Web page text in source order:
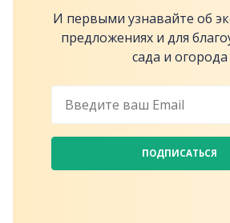
И первыми узнавайте об
предложениях и для
сада и огорода
ПОДПИСАТЬСЯ